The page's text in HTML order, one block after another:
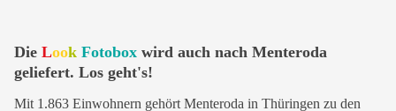
Die Look Fotobox wird auch nach Menteroda
geliefert. Los geht's!
Mit 1.863 Einwohnern gehört Menteroda in Thüringen zu den